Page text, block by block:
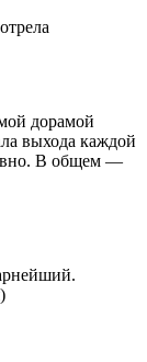
дорамой
выхода каждой
В общем —